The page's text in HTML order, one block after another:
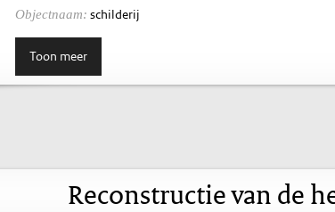
Objectnaam: schilderij
Toon meer
Reconstructie van de